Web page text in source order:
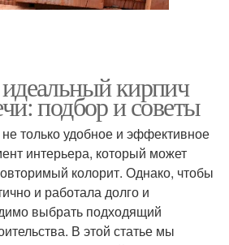
кирпич
подбор и советы
только удобное и эффективное
интерьера, который может
колорит. Однако, чтобы
и работала долго и
выбрать подходящий
В этой статье мы